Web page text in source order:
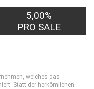
5,00%
PRO SALE
welches das
Statt der herkömlichen